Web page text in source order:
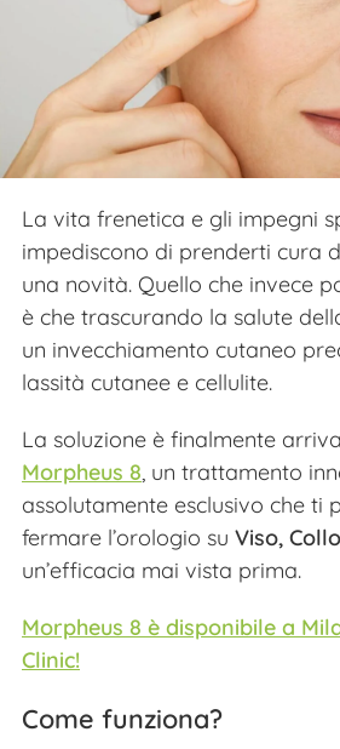
La vita frenetica e gli impegni
impediscono di prenderti cura
una novità. Quello che invece
è che trascurando la salute
un invecchiamento cutaneo
lassità cutanee e cellulite.
La soluzione è finalmente
Morpheus 8, un trattamento
assolutamente esclusivo che ti
fermare l’orologio su Viso, Collo
un’efficacia mai vista prima.
Morpheus 8 è disponibile a
Clinic!
Come funziona?